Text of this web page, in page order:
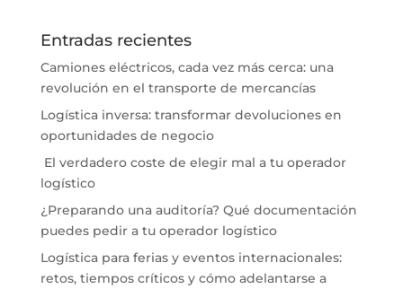
Entradas recientes
Camiones eléctricos, cada vez más cerca: una
revolución en el transporte de mercancías
Logística inversa: transformar devoluciones en
oportunidades de negocio
El verdadero coste de elegir mal a tu operador
logístico
¿Preparando una auditoría? Qué documentación
puedes pedir a tu operador logístico
Logística para ferias y eventos internacionales:
retos, tiempos críticos y cómo adelantarse a